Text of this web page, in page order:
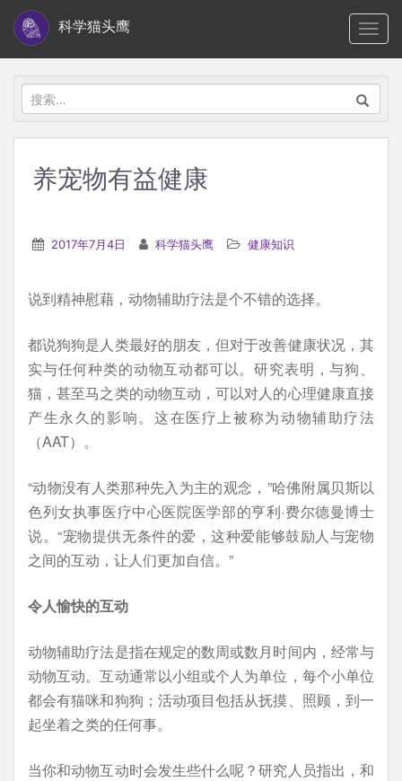
i
科学猫头鹰
搜
索：
养宠物有益健康
2017年7月4日 科学猫头鹰 健康知识
说到精神慰藉，动物辅助疗法是个不错的选择。
都说狗狗是人类最好的朋友，但对于改善健康状况，其
实与任何种类的动物互动都可以。研究表明，与狗、
猫，甚至马之类的动物互动，可以对人的心理健康直接
产生永久的影响。这在医疗上被称为动物辅助疗法
（AAT）。
“动物没有人类那种先入为主的观念，”哈佛附属贝斯以
色列女执事医疗中心医院医学部的亨利·费尔德曼博士
说。“宠物提供无条件的爱，这种爱能够鼓励人与宠物
之间的互动，让人们更加自信。”
令人愉快的互动
动物辅助疗法是指在规定的数周或数月时间内，经常与
动物互动。互动通常以小组或个人为单位，每个小单位
都会有猫咪和狗狗；活动项目包括从抚摸、照顾，到一
起坐着之类的任何事。
当你和动物互动时会发生些什么呢？研究人员指出，和